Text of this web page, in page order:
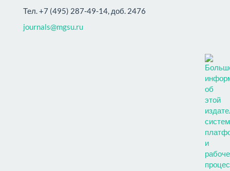
Тел. +7 (495) 287-49-14, доб. 2476
journals@mgsu.ru